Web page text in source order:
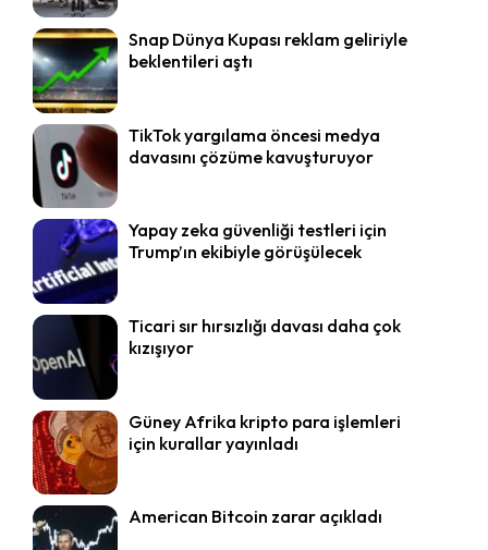
Snap Dünya Kupası reklam geliriyle
beklentileri aştı
TikTok yargılama öncesi medya
davasını çözüme kavuşturuyor
Yapay zeka güvenliği testleri için
Trump’ın ekibiyle görüşülecek
Ticari sır hırsızlığı davası daha çok
kızışıyor
Güney Afrika kripto para işlemleri
için kurallar yayınladı
American Bitcoin zarar açıkladı